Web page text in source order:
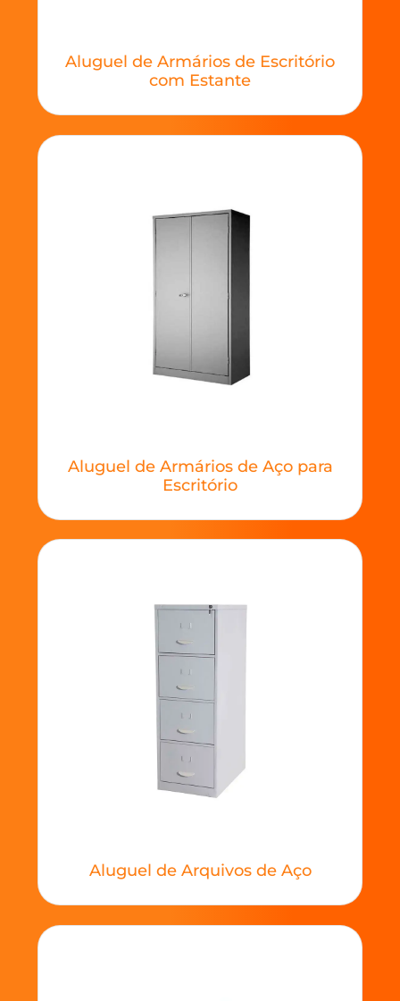
Aluguel de Armários de Escritório
com Estante
Aluguel de Armários de Aço para
Escritório
Aluguel de Arquivos de Aço